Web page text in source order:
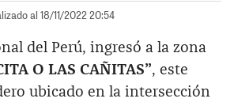
al 18/11/2022 20:54
del Perú, ingresó a la zona
O LAS CAÑITAS”, este
ubicado en la intersección